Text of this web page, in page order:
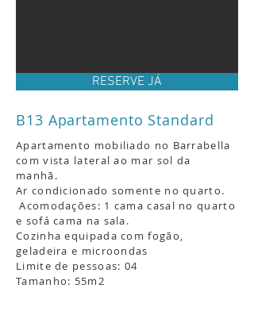
RESERVE JÁ
B13 Apartamento Standard
Apartamento mobiliado no Barrabella
com vista lateral ao mar sol da
manhã.
Ar condicionado somente no quarto.
Acomodações: 1 cama casal no quarto
e sofá cama na sala.
Cozinha equipada com fogão,
geladeira e microondas
Limite de pessoas: 04
Tamanho: 55m2